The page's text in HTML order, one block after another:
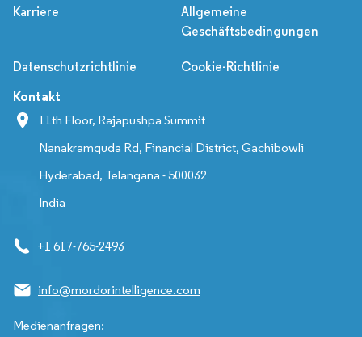
Karriere
Allgemeine
Geschäftsbedingungen
Datenschutzrichtlinie Cookie-Richtlinie
Kontakt
11th Floor, Rajapushpa Summit
Nanakramguda Rd, Financial District, Gachibowli
Hyderabad, Telangana - 500032
India
+1 617-765-2493
info@mordorintelligence.com
Medienanfragen: